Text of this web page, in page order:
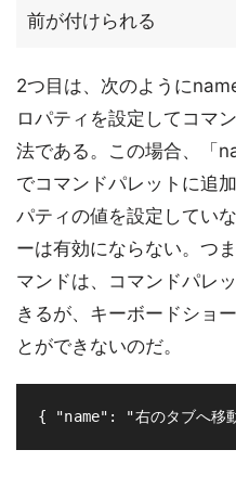
前が付けられる
2つ目は、次のように
ロパティを設定してコマ
法である。この場合、「
でコマンドパレットに追
パティの値を設定してい
ーは有効にならない。つ
マンドは、コマンドパレ
きるが、キーボードショ
とができないのだ。